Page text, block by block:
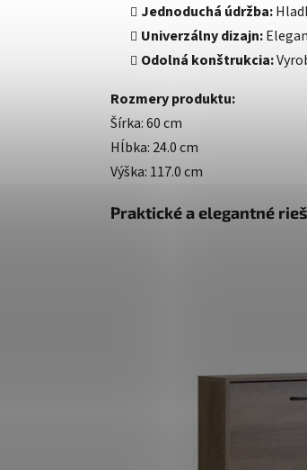
Jednoduchá údržba:
Univerzálny dizajn:
Odolná konštrukcia:
Rozmery produktu:
Šírka: 60 cm
Hĺbka: 24.0 cm
Výška: 117.0 cm
Praktické a elegantné